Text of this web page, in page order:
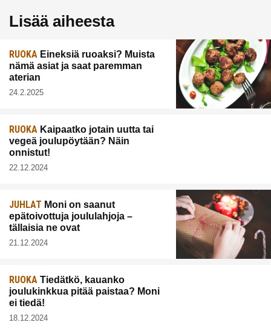
Lisää aiheesta
RUOKA Eineksiä ruoaksi? Muista
nämä asiat ja saat paremman
aterian
24.2.2025
RUOKA Kaipaatko jotain uutta tai
vegeä joulupöytään? Näin
onnistut!
22.12.2024
JUHLAT Moni on saanut
epätoivottuja joululahjoja –
tällaisia ne ovat
21.12.2024
RUOKA Tiedätkö, kauanko
joulukinkkua pitää paistaa? Moni
ei tiedä!
18.12.2024